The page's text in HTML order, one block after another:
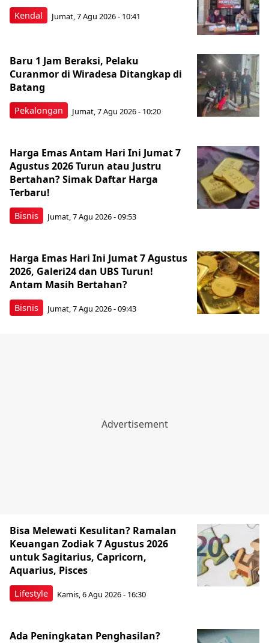
Kendal Jumat, 7 Agu 2026 - 10:41
Pekalongan
Baru 1 Jam Beraksi, Pelaku
Curanmor di Wiradesa Ditangkap di
Batang
Jumat, 7 Agu 2026 - 10:20
Bisnis
Harga Emas Antam Hari Ini Jumat 7
Agustus 2026 Turun atau Justru
Bertahan? Simak Daftar Harga
Terbaru!
Jumat, 7 Agu 2026 - 09:53
Bisnis
Harga Emas Hari Ini Jumat 7 Agustus
2026, Galeri24 dan UBS Turun!
Antam Masih Bertahan?
Jumat, 7 Agu 2026 - 09:43
Lifestyle
Bisa Melewati Kesulitan? Ramalan
Keuangan Zodiak 7 Agustus 2026
untuk Sagitarius, Capricorn,
Aquarius, Pisces
Kamis, 6 Agu 2026 - 16:30
Ada Peningkatan Penghasilan?